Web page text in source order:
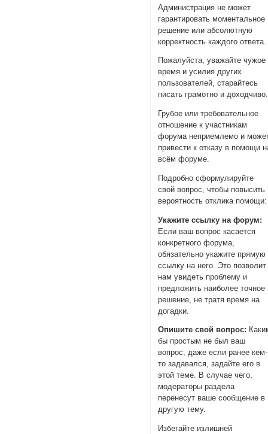
Администрация не может
гарантировать моментальное
решение или абсолютную
корректность каждого ответа.
Пожалуйста, уважайте чужое
время и усилия других
пользователей, старайтесь
писать грамотно и доходчиво.
Грубое или требовательное
отношение к участникам
форума неприемлемо и
привести к отказу в помощи
всём форуме.
Подробно сформулируйте
свой вопрос, чтобы повысить
вероятность отклика помощи:
Укажите ссылку на форум:
Если ваш вопрос касается
конкретного форума,
обязательно укажите прямую
ссылку на него. Это позволит
нам увидеть проблему и
предложить наиболее точное
решение, не тратя время на
догадки.
Опишите свой вопрос:
бы простым не был ваш
вопрос, даже если ранее кем-
то задавался, задайте его в
этой теме. В случае чего,
модераторы раздела
перенесут ваше сообщение в
другую тему.
Избегайте излишней